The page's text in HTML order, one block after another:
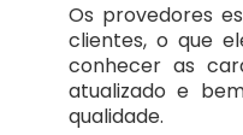
Os provedores
clientes, o que
conhecer as
atualizado e
qualidade.